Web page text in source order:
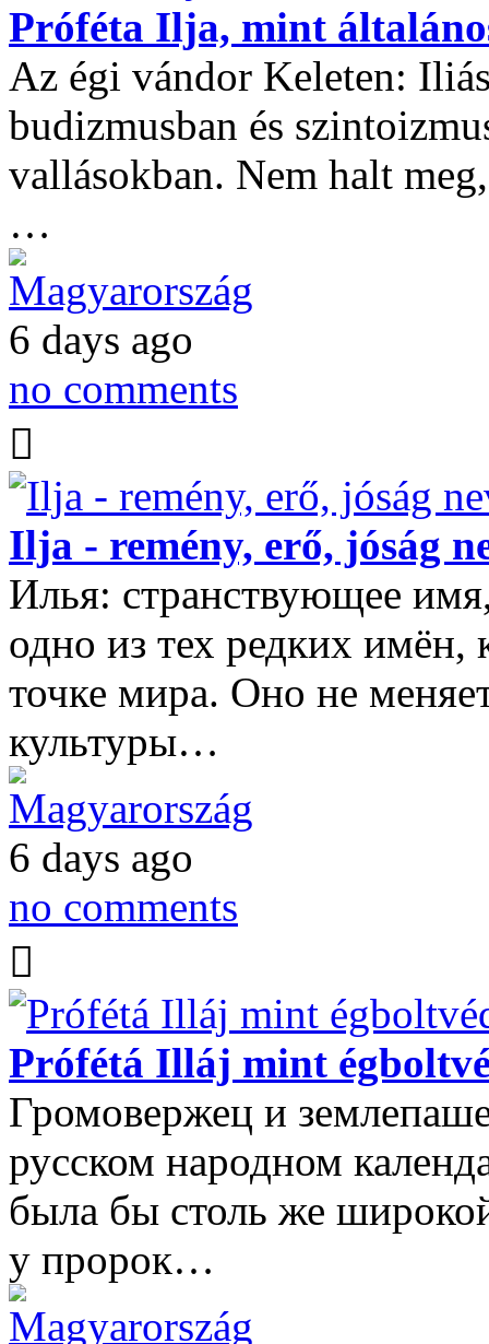
Próféta Ilja, mint
Az égi vándor Keleten:
budizmusban és
vallásokban. Nem halt
…
Magyarország
6 days ago
no comments
Ilja - remény, erő, jóság
Илья: странствующее
одно из тех редких
точке мира. Оно не
культуры…
Magyarország
6 days ago
no comments
Prófétá Illáj mint
Громовержец и
русском народном
была бы столь же
у пророк…
Magyarország